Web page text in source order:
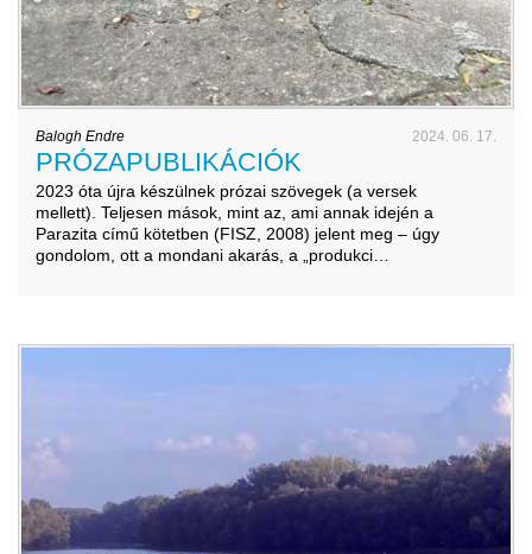
Balogh Endre 2024. 06. 17.
PRÓZAPUBLIKÁCIÓK
2023 óta újra készülnek prózai szövegek (a versek
mellett). Teljesen mások, mint az, ami annak idején a
Parazita című kötetben (FISZ, 2008) jelent meg – úgy
gondolom, ott a mondani akarás, a „produkci…